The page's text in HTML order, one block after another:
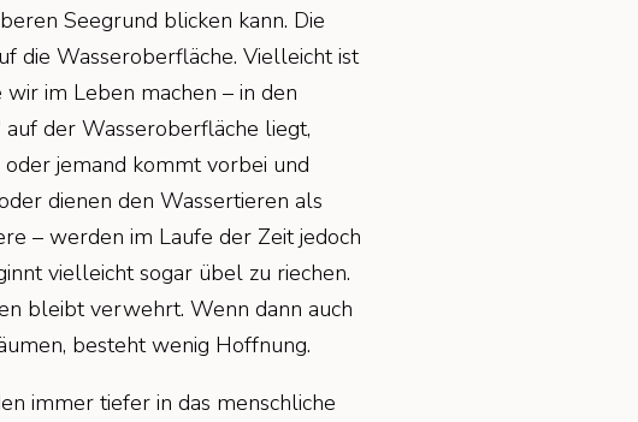
Seegrund blicken kann. Die
die Wasseroberfläche. Vielleicht ist
im Leben machen – in den
auf der Wasseroberfläche liegt,
jemand kommt vorbei und
dienen den Wassertieren als
– werden im Laufe der Zeit jedoch
vielleicht sogar übel zu riechen.
bleibt verwehrt. Wenn dann auch
besteht wenig Hoffnung.
immer tiefer in das menschliche